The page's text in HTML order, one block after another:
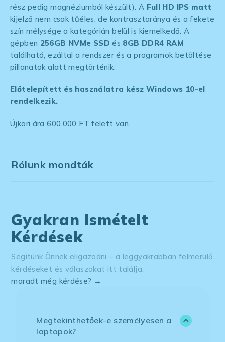
rész pedig magnéziumból készült). A Full HD IPS matt
kijelző nem csak tűéles, de kontrasztaránya és a fekete
szín mélysége a kategórián belül is kiemelkedő. A
gépben 256GB NVMe SSD és 8GB DDR4 RAM
található, ezáltal a rendszer és a programok betöltése
pillanatok alatt megtörténik.
Előtelepített és használatra kész Windows 10-el
rendelkezik.
Újkori ára 600.000 FT felett van.
Rólunk mondták
Gyakran Ismételt
Kérdések
Segítünk Önnek eligazodni – a leggyakrabban felmerülő
kérdéseket és válaszokat itt találja.
maradt még kérdése? →
Megtekinthetőek-e személyesen a
laptopok?